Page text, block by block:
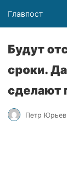
Главпост
Будут
сроки.
сделают
Петр Юрьев